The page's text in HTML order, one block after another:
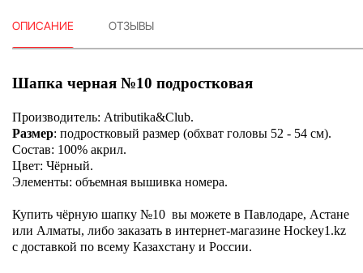
ОПИСАНИЕ ОТЗЫВЫ
Шапка черная №10 подростковая
Производитель: Atributika&Club.
Размер: подростковый размер (обхват головы 52 - 54 см).
Состав: 100% акрил.
Цвет: Чёрный.
Элементы: объемная вышивка номера.
Купить чёрную шапку №10 вы можете в Павлодаре, Астане
или Алматы, либо заказать в интернет-магазине Hockey1.kz
с доставкой по всему Казахстану и России.